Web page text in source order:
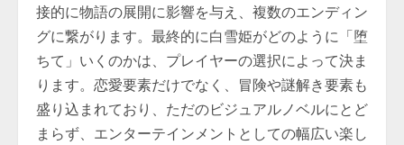
接的に物語の展開に影響を与え、複数のエンディン
グに繋がります。最終的に白雪姫がどのように「堕
ちて」いくのかは、プレイヤーの選択によって決ま
ります。恋愛要素だけでなく、冒険や謎解き要素も
盛り込まれており、ただのビジュアルノベルにとど
まらず、エンターテインメントとしての幅広い楽し